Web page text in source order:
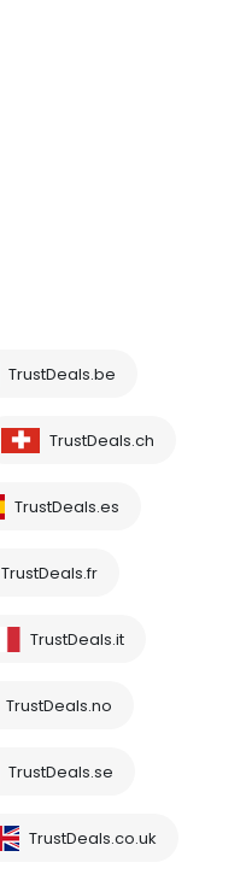
TrustDeals.be
TrustDeals.ch
TrustDeals.es
TrustDeals.fr
TrustDeals.it
TrustDeals.no
TrustDeals.se
TrustDeals.co.uk